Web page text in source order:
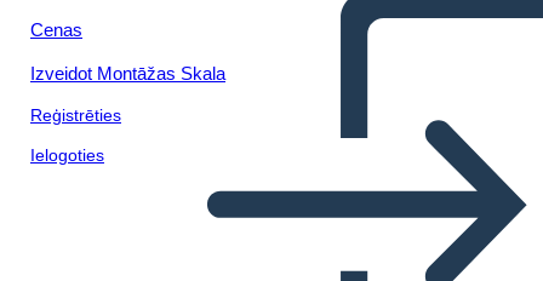
Cenas
Izveidot Montāžas Skala
Reģistrēties
Ielogoties